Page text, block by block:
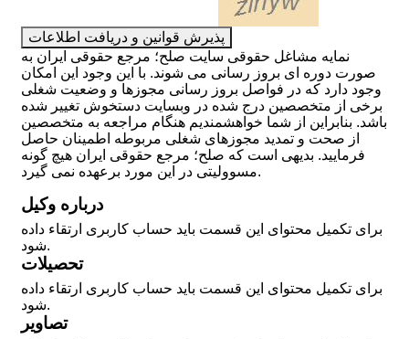
پذیرش قوانین و دریافت اطلاعات
نمایه مشاغل حقوقی سایت صلح؛ مرجع حقوقی ایران به
صورت دوره ای بروز رسانی می شوند. با این وجود این امکان
وجود دارد که در فواصل بروز رسانی مجوزها و وضعیت شغلی
برخی از متخصصین درج شده در وبسایت دستخوش تغییر شده
باشد. بنابراین از شما خواهشمندیم هنگام مراجعه به متخصصین
از صحت و تمدید مجوزهای شغلی مربوطه اطمینان حاصل
فرمایید. بدیهی است که صلح؛ مرجع حقوقی ایران هیچ گونه
مسوولیتی در این مورد برعهده نمی گیرد.
درباره وکیل
برای تکمیل محتوای این قسمت باید حساب کاربری ارتقاء داده
شود.
تحصیلات
برای تکمیل محتوای این قسمت باید حساب کاربری ارتقاء داده
شود.
تصاویر